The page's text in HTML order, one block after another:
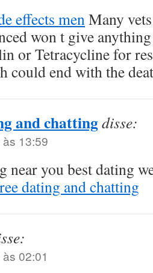
effects menMany
won t give
or Tetracycline for
could end with the
and chattingdisse:
13:59
near you best dating
dating and chatting
02:01